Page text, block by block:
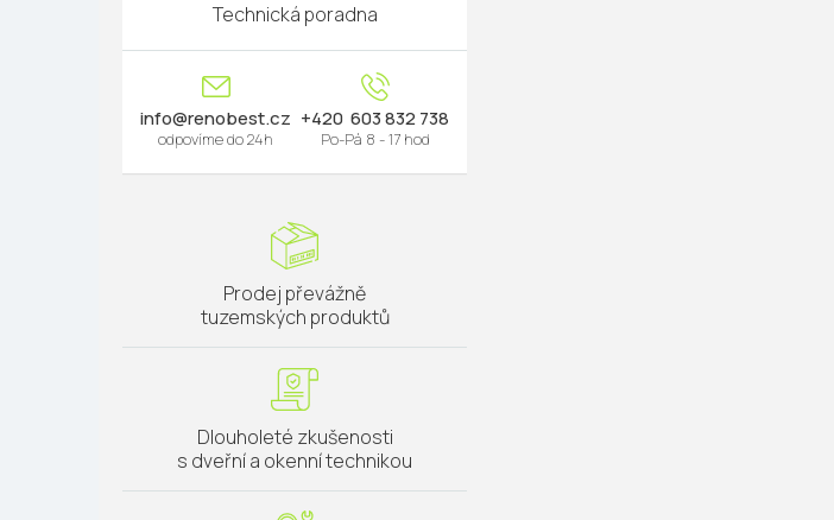
Technická poradna
info@renobest.cz 603 832 738
Prodej převážně
tuzemských produktů
Dlouholeté zkušenosti
s dveřní a okenní technikou